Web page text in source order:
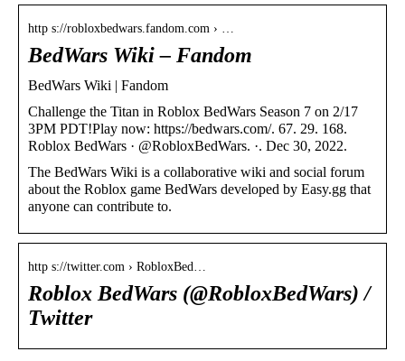
http s://robloxbedwars.fandom.com › …
BedWars Wiki – Fandom
BedWars Wiki | Fandom
Challenge the Titan in Roblox BedWars Season 7 on 2/17
3PM PDT!Play now: https://bedwars.com/. 67. 29. 168.
Roblox BedWars · @RobloxBedWars. ·. Dec 30, 2022.
The BedWars Wiki is a collaborative wiki and social forum
about the Roblox game BedWars developed by Easy.gg that
anyone can contribute to.
http s://twitter.com › RobloxBed…
Roblox BedWars (@RobloxBedWars) /
Twitter